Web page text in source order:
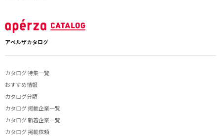
アペルザカタログ
カタログ 特集一覧
おすすめ情報
カタログ分類
カタログ 掲載企業一覧
カタログ 新着企業一覧
カタログ 掲載依頼